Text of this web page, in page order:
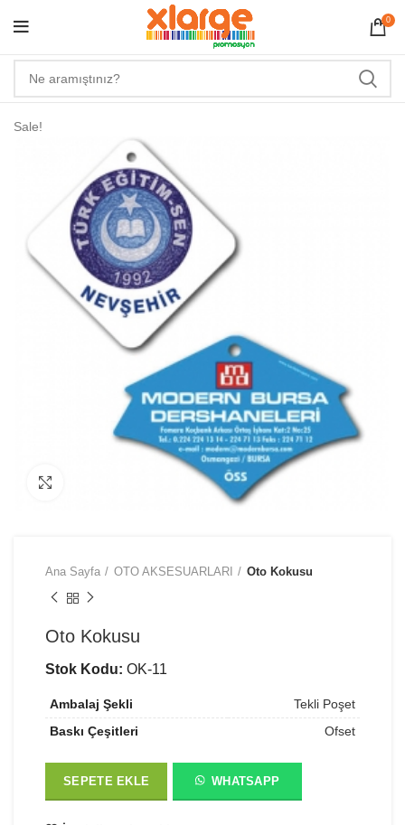
0
Sale!
Ana Sayfa OTO AKSESUARLARI Oto Kokusu
Oto Kokusu
Stok Kodu: OK-11
Ambalaj Şekli
Tekli Poşet
Baskı Çeşitleri
Ofset
SEPETE EKLE WHATSAPP